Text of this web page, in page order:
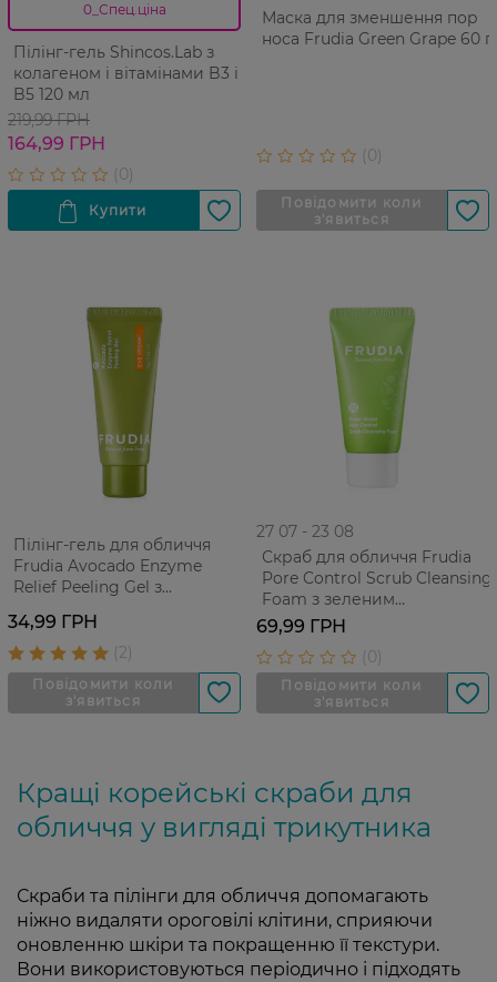
0_Спец.ціна
Пілінг-гель Shincos.Lab з
колагеном і вітамінами B3 і
B5 120 мл
219,99 ГРН
164,99 ГРН
Маска для зменшення пор
носа Frudia Green Grape 60 г
Пілінг-гель для обличчя
Frudia Avocado Enzyme
Relief Peeling Gel з
34,99 ГРН
27 07 - 23 08
Скраб для обличчя Frudia
Pore Control Scrub Cleansing
Foam з зеленим
виноградом Для
проблемної жирної шкіри
30 г
69,99 ГРН
Кращі корейські скраби для
обличчя у вигляді трикутника
Скраби та пілінги для обличчя допомагають
ніжно видаляти ороговілі клітини, сприяючи
оновленню шкіри та покращенню її текстури.
Вони використовуються періодично і підходять